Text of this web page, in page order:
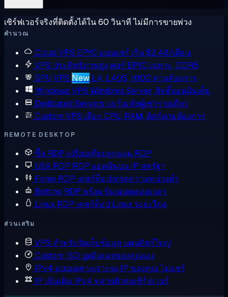
เซิร์ฟเวอร์จริงที่ติดตั้งได้ใน 60 วินาที ไม่มีการขายพ่วง
คำนวณ
Cloud VPS EPYC แบบแชร์ เริ่ม $2.48/เดือน
VPS ประสิทธิภาพสูง คอร์ EPYC เฉพาะ, DDR5
GPU VPS New L4, L40S, H100 ตามต้องการ
Windows VPS Windows Server, สิทธิ์แอดมินเต็ม
Dedicated Servers แบร์เมทัลผู้เช่ารายเดียว
Custom VPS เลือก CPU, RAM, ดิสก์ตามต้องการ
REMOTE DESKTOP
ซื้อ RDP เปรียบเทียบทุกแผน RDP
USA RDP RDP แอดมินบน IP สหรัฐฯ
Forex RDP เดสก์ท็อปเทรดความหน่วงต่ำ
Botting RDP พร้อมรันบอตตลอดเวลา
Linux RDP เดสก์ท็อป Linux ระยะไกล
ส่วนเสริม
VPS สำหรับจัดเก็บข้อมูล แผนดิสก์ใหญ่
Custom ISO บูตอิมเมจของคุณเอง
IPv4 แบบเฉพาะเจาะจง IP ของคุณ ไม่แชร์
IP เพิ่มเติม IPv4 หลายตัวต่อเซิร์ฟเวอร์